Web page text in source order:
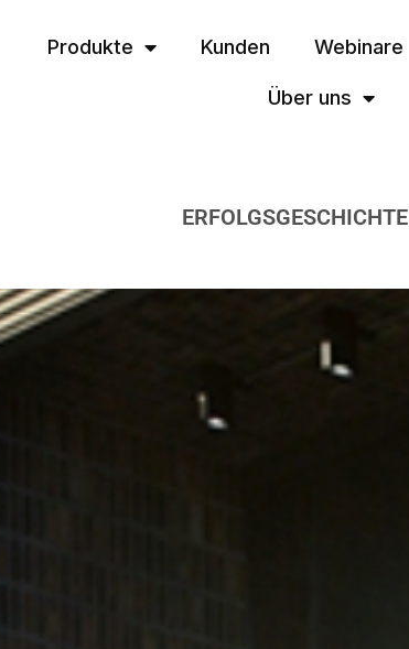
Produkte Kunden Webinare
Über uns
ERFOLGSGESCHICHTE